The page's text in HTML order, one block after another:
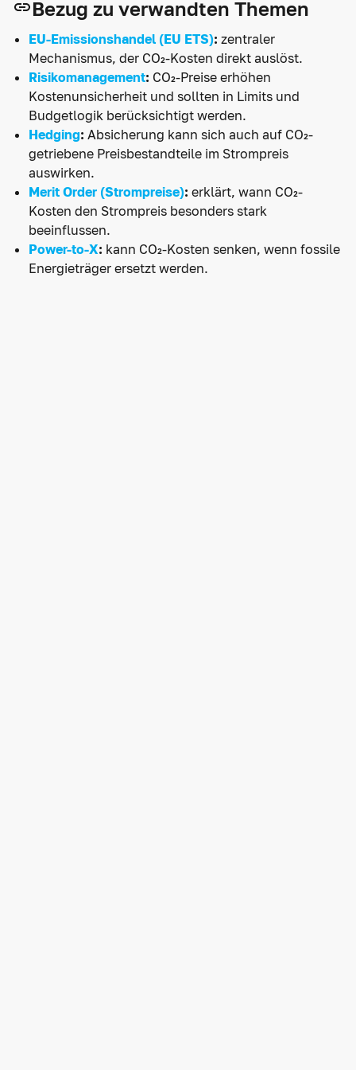
Bezug zu verwandten Themen
EU-Emissionshandel (EU ETS): zentraler
Mechanismus, der CO₂-Kosten direkt auslöst.
Risikomanagement: CO₂-Preise erhöhen
Kostenunsicherheit und sollten in Limits und
Budgetlogik berücksichtigt werden.
Hedging: Absicherung kann sich auch auf CO₂-
getriebene Preisbestandteile im Strompreis
auswirken.
Merit Order (Strompreise): erklärt, wann CO₂-
Kosten den Strompreis besonders stark
beeinflussen.
Power-to-X: kann CO₂-Kosten senken, wenn fossile
Energieträger ersetzt werden.